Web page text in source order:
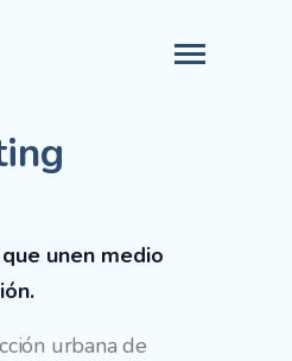
unen medio
urbana de